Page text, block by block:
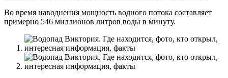
Во время наводнения мощность водного потока составляет
примерно 546 миллионов литров воды в минуту.